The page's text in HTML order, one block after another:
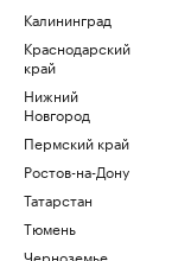
Калининград
Краснодарский
край
Нижний
Новгород
Пермский край
Ростов-на-Дону
Татарстан
Тюмень
Черноземье